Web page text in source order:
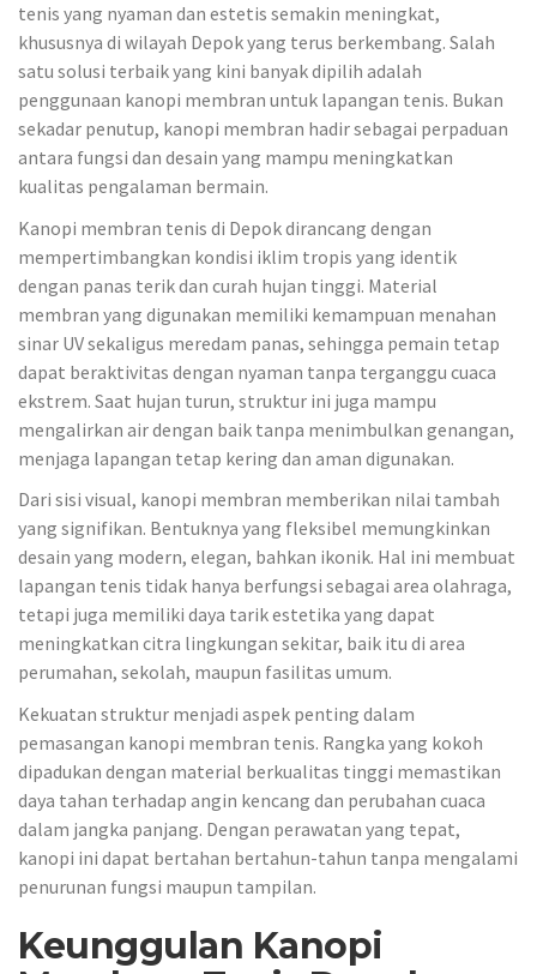
tenis yang nyaman dan estetis semakin meningkat,
khususnya di wilayah Depok yang terus berkembang. Salah
satu solusi terbaik yang kini banyak dipilih adalah
penggunaan kanopi membran untuk lapangan tenis. Bukan
sekadar penutup, kanopi membran hadir sebagai perpaduan
antara fungsi dan desain yang mampu meningkatkan
kualitas pengalaman bermain.
Kanopi membran tenis di Depok dirancang dengan
mempertimbangkan kondisi iklim tropis yang identik
dengan panas terik dan curah hujan tinggi. Material
membran yang digunakan memiliki kemampuan menahan
sinar UV sekaligus meredam panas, sehingga pemain tetap
dapat beraktivitas dengan nyaman tanpa terganggu cuaca
ekstrem. Saat hujan turun, struktur ini juga mampu
mengalirkan air dengan baik tanpa menimbulkan genangan,
menjaga lapangan tetap kering dan aman digunakan.
Dari sisi visual, kanopi membran memberikan nilai tambah
yang signifikan. Bentuknya yang fleksibel memungkinkan
desain yang modern, elegan, bahkan ikonik. Hal ini membuat
lapangan tenis tidak hanya berfungsi sebagai area olahraga,
tetapi juga memiliki daya tarik estetika yang dapat
meningkatkan citra lingkungan sekitar, baik itu di area
perumahan, sekolah, maupun fasilitas umum.
Kekuatan struktur menjadi aspek penting dalam
pemasangan kanopi membran tenis. Rangka yang kokoh
dipadukan dengan material berkualitas tinggi memastikan
daya tahan terhadap angin kencang dan perubahan cuaca
dalam jangka panjang. Dengan perawatan yang tepat,
kanopi ini dapat bertahan bertahun-tahun tanpa mengalami
penurunan fungsi maupun tampilan.
Keunggulan Kanopi